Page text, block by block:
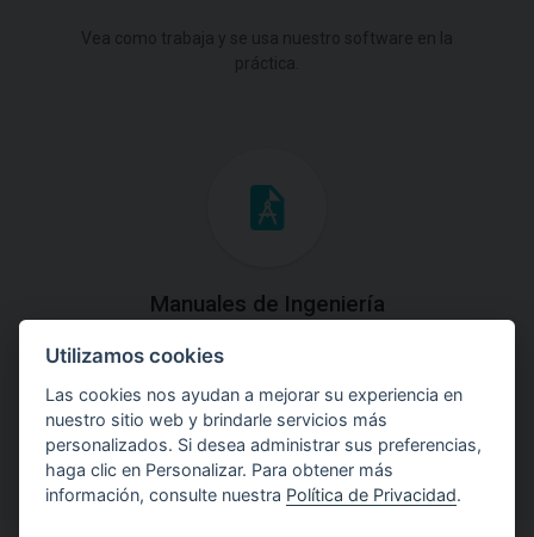
Manuales de Ingeniería
Descargue los Manuales de Ingeniería con las teorías y
explicaciones prácticas del uso de software.
Utilizamos cookies
Las cookies nos ayudan a mejorar su experiencia en
nuestro sitio web y brindarle servicios más
personalizados. Si desea administrar sus preferencias,
haga clic en Personalizar. Para obtener más
información, consulte nuestra Política de Privacidad.